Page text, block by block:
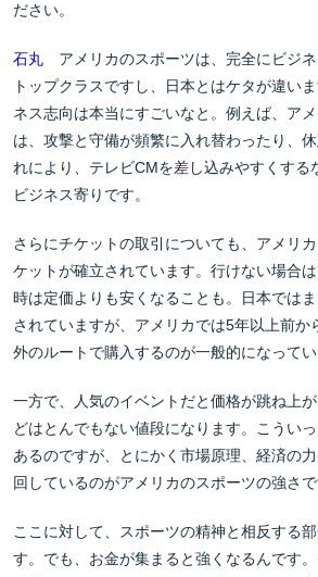
ださい。
石丸 アメリカのスポーツは、完全にビジ
トップクラスですし、日本とはケタが違い
ネス志向は本当にすごいなと。例えば、ア
は、攻撃と守備が頻繁に入れ替わったり、
れにより、テレビCMを差し込みやすくする
ビジネス寄りです。
さらにチケットの取引についても、アメリ
ケットが確立されています。行けない場合
時は定価よりも安くなることも。日本では
されていますが、アメリカでは5年以上前か
外のルートで購入するのが一般的になってい
一方で、人気のイベントだと価格が跳ね上
どはとんでもない値段になります。こうい
あるのですが、とにかく市場原理、経済の
回しているのがアメリカのスポーツの強さで
ここに対して、スポーツの精神と相反する
す。でも、お金が集まると強くなるんです